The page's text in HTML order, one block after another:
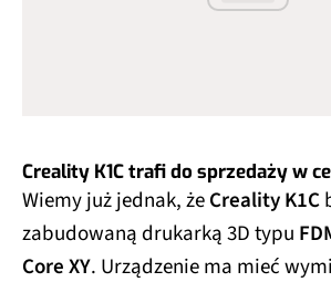
Creality K1C trafi do sprzedaży w
Wiemy już jednak, żeCreality K1C
zabudowaną drukarką 3D typu
Core XY. Urządzenie ma mieć